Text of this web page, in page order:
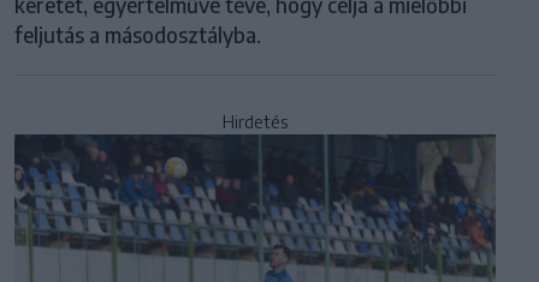
keretét, egyértelművé téve, hogy célja a mielőbbi
feljutás a másodosztályba.
Hirdetés